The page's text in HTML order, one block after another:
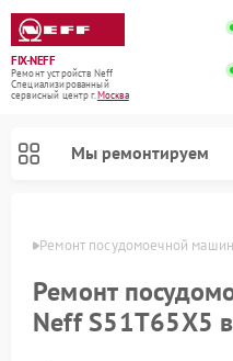
FIX-NEFF
Ремонт устройств Neff
Специализированный
cервисный центр г.Москва
Мы ремонтируем
Ремонт посудомоечной
Ремонт
Neff S51T65X5